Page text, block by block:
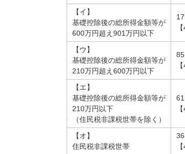
【イ】
基礎控除後の総所得金額等が
600万円超え901万円以下
【ウ】
基礎控除後の総所得金額等が
210万円超え600万円以下
【エ】
基礎控除後の総所得金額等が
210万円以下
（住民税非課税世帯を除く）
【オ】
住民税非課税世帯